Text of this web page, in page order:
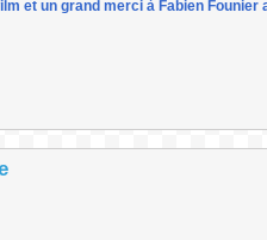
et un grand merci à Fabien